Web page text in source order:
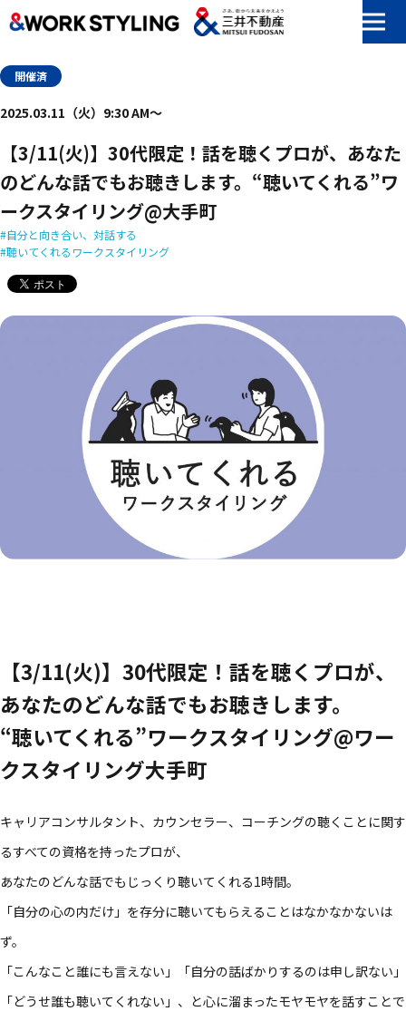
開催済
2025.03.11（火）9:30 AM〜
【3/11(火)】30代限定！話を聴くプロが、あなた
のどんな話でもお聴きします。“聴いてくれる”ワ
ークスタイリング@大手町
自分と向き合い、対話する
聴いてくれるワークスタイリング
【3/11(火)】30代限定！話を聴くプロが、
あなたのどんな話でもお聴きします。
“聴いてくれる”ワークスタイリング@ワー
クスタイリング大手町
キャリアコンサルタント、カウンセラー、コーチングの聴くことに関す
るすべての資格を持ったプロが、
あなたのどんな話でもじっくり聴いてくれる1時間。
「自分の心の内だけ」を存分に聴いてもらえることはなかなかないは
ず。
「こんなこと誰にも言えない」「自分の話ばかりするのは申し訳ない」
「どうせ誰も聴いてくれない」、と心に溜まったモヤモヤを話すことで